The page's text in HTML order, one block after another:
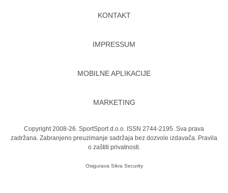
KONTAKT
IMPRESSUM
MOBILNE APLIKACIJE
MARKETING
Copyright 2008-26. SportSport d.o.o. ISSN 2744-2195. Sva prava
zadržana. Zabranjeno preuzimanje sadržaja bez dozvole izdavača. Pravila
o zaštiti privatnosti.
Osigurava Sikra Security